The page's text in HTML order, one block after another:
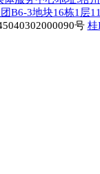
B6-3地块16栋1层
号 桂